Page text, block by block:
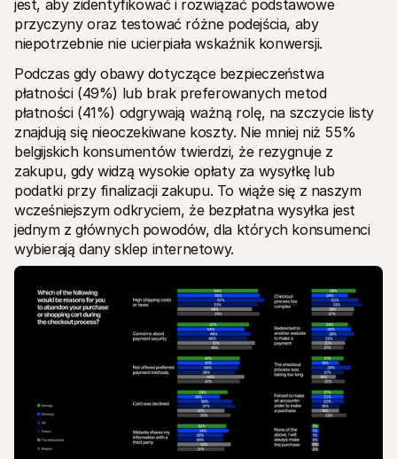
jest, aby zidentyfikować i rozwiązać podstawowe
przyczyny oraz testować różne podejścia, aby
niepotrzebnie nie ucierpiała wskaźnik konwersji.
Podczas gdy obawy dotyczące bezpieczeństwa
płatności (49%) lub brak preferowanych metod
płatności (41%) odgrywają ważną rolę, na szczycie listy
znajdują się nieoczekiwane koszty. Nie mniej niż 55%
belgijskich konsumentów twierdzi, że rezygnuje z
zakupu, gdy widzą wysokie opłaty za wysyłkę lub
podatki przy finalizacji zakupu. To wiąże się z naszym
wcześniejszym odkryciem, że bezpłatna wysyłka jest
jednym z głównych powodów, dla których konsumenci
wybierają dany sklep internetowy.